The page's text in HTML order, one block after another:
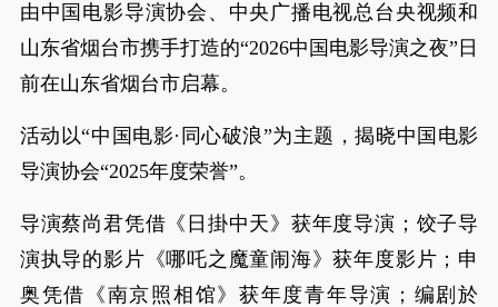
由中国电影导演协会、中央广播电视总台央视频和
山东省烟台市携手打造的“2026中国电影导演之夜”日
前在山东省烟台市启幕。
活动以“中国电影·同心破浪”为主题，揭晓中国电影
导演协会“2025年度荣誉”。
导演蔡尚君凭借《日掛中天》获年度导演；饺子导
演执导的影片《哪吒之魔童闹海》获年度影片；申
奥凭借《南京照相馆》获年度青年导演；编剧於